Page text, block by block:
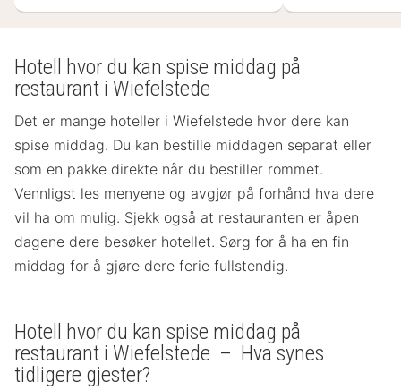
Hotell hvor du kan spise middag på
restaurant i Wiefelstede
Det er mange hoteller i Wiefelstede hvor dere kan
spise middag. Du kan bestille middagen separat eller
som en pakke direkte når du bestiller rommet.
Vennligst les menyene og avgjør på forhånd hva dere
vil ha om mulig. Sjekk også at restauranten er åpen
dagene dere besøker hotellet. Sørg for å ha en fin
middag for å gjøre dere ferie fullstendig.
Hotell hvor du kan spise middag på
restaurant i Wiefelstede – Hva synes
tidligere gjester?